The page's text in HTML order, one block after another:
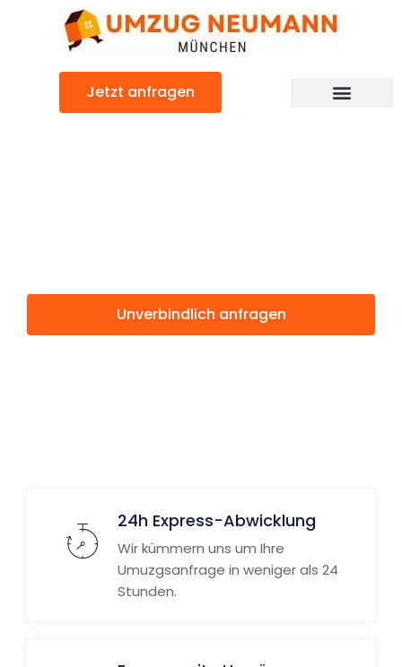
Jetzt anfragen
Unverbindlich anfragen
24h Express-Abwicklung
Wir kümmern uns um Ihre
Umuzgsanfrage in weniger als 24
Stunden.